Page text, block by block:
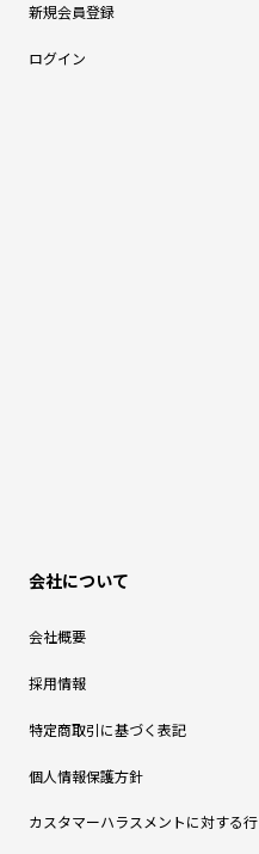
新規会員登録
ログイン
会社について
会社概要
採用情報
特定商取引に基づく表記
個人情報保護方針
カスタマーハラスメントに対する行